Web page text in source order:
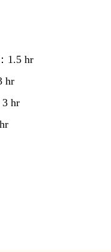
1.5 hr
hr
hr